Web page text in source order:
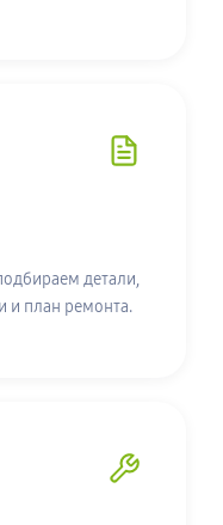
детали,
и план ремонта.